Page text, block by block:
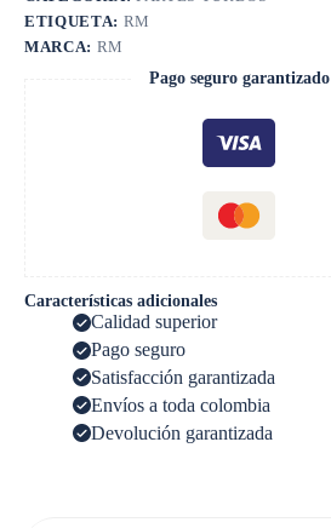
ETIQUETA: RM
MARCA: RM
Pago seguro garantizado
Características adicionales
Calidad superior
Pago seguro
Satisfacción garantizada
Envíos a toda colombia
Devolución garantizada